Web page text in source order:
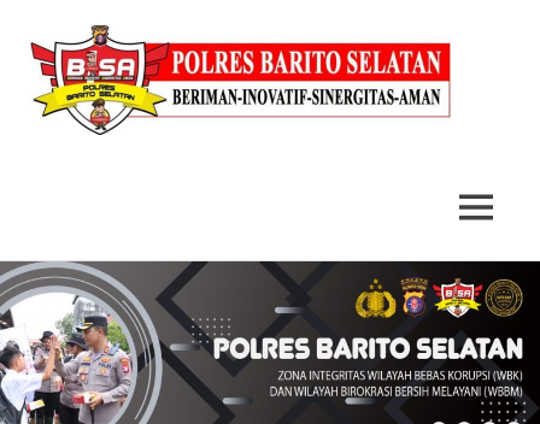
Skip
to
content
MENU